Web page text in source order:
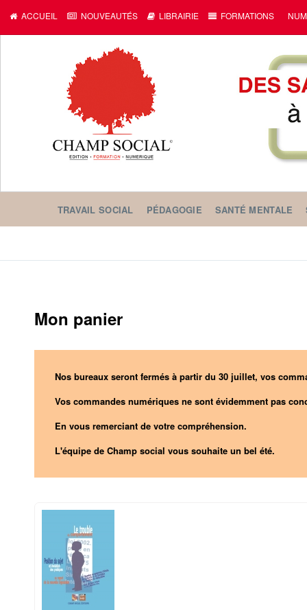
ACCUEIL NOUVEAUTÉS LIBRAIRIE FORMATIONS
TRAVAIL SOCIAL PÉDAGOGIE SANTÉ MENTALE
Mon panier
Nos bureaux seront fermés à partir du 30 juillet, vos
Vos commandes numériques ne sont évidemment pas
En vous remerciant de votre compréhension.
L'équipe de Champ social vous souhaite un bel été.